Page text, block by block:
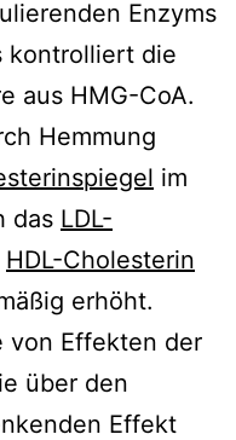
Enzyms
kontrolliert die
aus HMG-CoA.
Hemmung
im
das LDL-
HDL-Cholesterin
erhöht.
von Effekten der
über den
Effekt